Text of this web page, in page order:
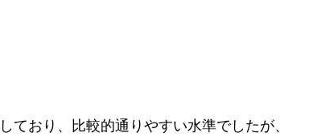
おり、比較的通りやすい水準でしたが、